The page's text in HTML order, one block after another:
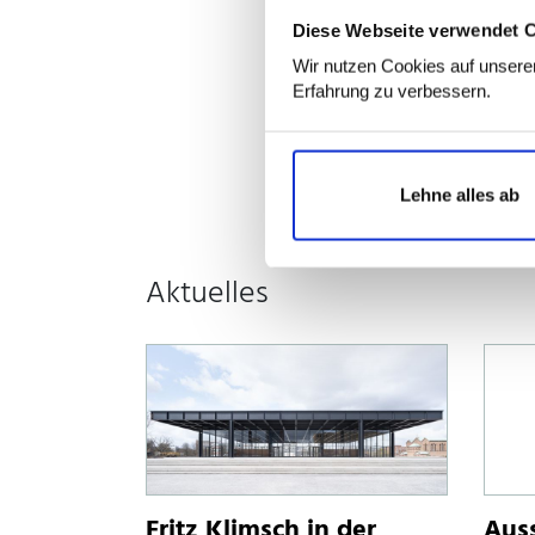
Diese Webseite verwendet
Wir nutzen Cookies auf
Erfahrung zu verbessern.
Lehne alles ab
allerdings
Adolf von
Mehr lesen ...
Aktuelles